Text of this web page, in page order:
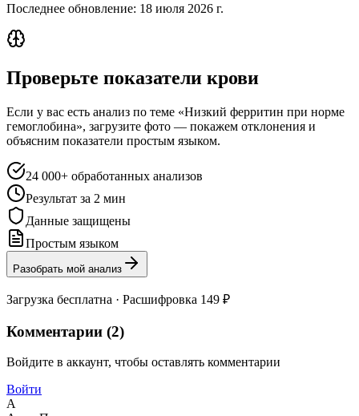
Последнее обновление: 18 июля 2026 г.
Проверьте показатели крови
Если у вас есть анализ по теме «Низкий ферритин при норме
гемоглобина», загрузите фото — покажем отклонения и
объясним показатели простым языком.
24 000+ обработанных анализов
Результат за 2 мин
Данные защищены
Простым языком
Разобрать мой анализ
Загрузка бесплатна · Расшифровка 149 ₽
Комментарии (2)
Войдите в аккаунт, чтобы оставлять комментарии
Войти
А